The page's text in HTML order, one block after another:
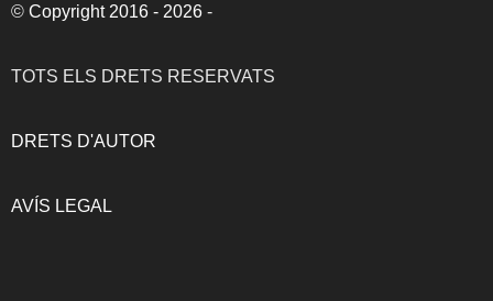
© Copyright 2016 - 2026 -
TOTS ELS DRETS RESERVATS
DRETS D'AUTOR
AVÍS LEGAL